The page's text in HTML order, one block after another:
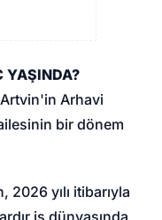
YAŞINDA?
Arhavi
bir dönem
yılı itibarıyla
iş dünyasında